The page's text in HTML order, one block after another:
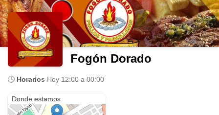
Fogón Dorado
🕒 Horarios Hoy 12:00 a 00:00
Donde estamos